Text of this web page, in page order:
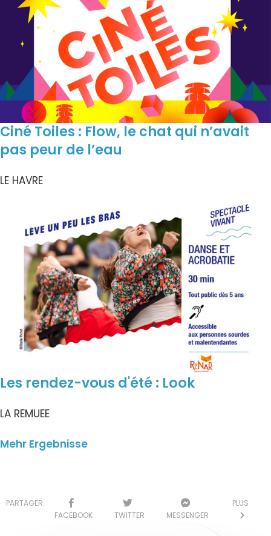
Ciné Toiles : Flow, le chat qui n’avait
pas peur de l’eau
LE HAVRE
Les rendez-vous d'été : Look
LA REMUEE
Mehr Ergebnisse
PARTAGER:
FACEBOOK
TWITTER MESSENGER
PLUS